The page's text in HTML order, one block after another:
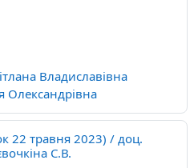
Владиславівна
Олександрівна
22 травня 2023) / доц.
С.В.